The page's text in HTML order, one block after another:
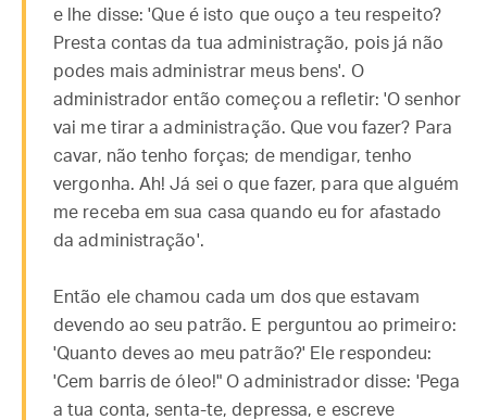
e lhe disse: 'Que é isto que ouço a teu respeito?
Presta contas da tua administração, pois já não
podes mais administrar meus bens'. O
administrador então começou a refletir: 'O senhor
vai me tirar a administração. Que vou fazer? Para
cavar, não tenho forças; de mendigar, tenho
vergonha. Ah! Já sei o que fazer, para que alguém
me receba em sua casa quando eu for afastado
da administração'.
Então ele chamou cada um dos que estavam
devendo ao seu patrão. E perguntou ao primeiro:
'Quanto deves ao meu patrão?' Ele respondeu:
'Cem barris de óleo!" O administrador disse: 'Pega
a tua conta, senta-te, depressa, e escreve